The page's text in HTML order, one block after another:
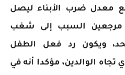
معدل ضرب الأبناء ليصل
57 بالمئة، مرجعين السبب إلى شغب
ويكون رد فعل الطفل
تجاه الوالدين، مؤكدا أنه في